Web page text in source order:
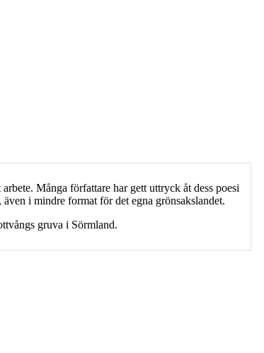
Många författare har gett uttryck åt dess poesi
i mindre format för det egna grönsakslandet.
gruva i Sörmland.